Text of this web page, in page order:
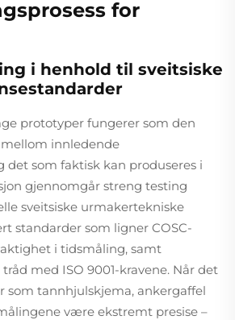
for
i henhold til sveitsiske
prototyper fungerer som den
innledende
det som faktisk kan produseres i
gjennomgår streng testing
sveitsiske urmakertekniske
standarder som ligner COSC-
i tidsmåling, samt
med ISO 9001-kravene. Når det
som tannhjulskjema, ankergaffel
være ekstremt presise –